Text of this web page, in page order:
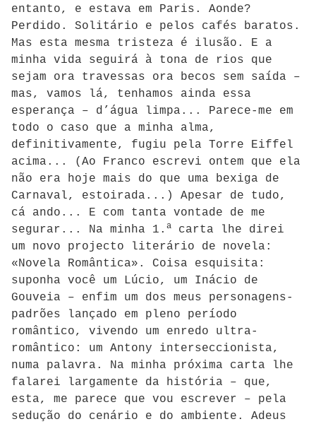
entanto, e estava em Paris. Aonde?
Perdido. Solitário e pelos cafés baratos.
Mas esta mesma tristeza é ilusão. E a
minha vida seguirá à tona de rios que
sejam ora travessas ora becos sem saída –
mas, vamos lá, tenhamos ainda essa
esperança – d’água limpa... Parece-me em
todo o caso que a minha alma,
definitivamente, fugiu pela Torre Eiffel
acima... (Ao Franco escrevi ontem que ela
não era hoje mais do que uma bexiga de
Carnaval, estoirada...) Apesar de tudo,
cá ando... E com tanta vontade de me
segurar... Na minha 1. a
carta lhe direi
um novo projecto literário de novela:
«Novela Romântica». Coisa esquisita:
suponha você um Lúcio, um Inácio de
Gouveia – enfim um dos meus personagens-
padrões lançado em pleno período
romântico, vivendo um enredo ultra-
romântico: um Antony interseccionista,
numa palavra. Na minha próxima carta lhe
falarei largamente da história – que,
esta, me parece que vou escrever – pela
sedução do cenário e do ambiente. Adeus